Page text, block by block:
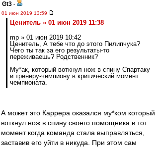
Gt3 -
01 июн 2019 13:59
Ценитель » 01 июн 2019 11:38
mp » 01 июн 2019 10:42
Ценитель, А тебе что до этого Пилипчука?
Чего ты так за его результаты-то
переживаешь? Родственник?
Му*ак, который воткнул нож в спину Спартаку
и тренеру-чемпиону в критический момент
чемпионата.
А может это Каррера оказался му*ком который
воткнул нож в спину своего помощника в тот
момент когда команда стала выправляться,
заставив его уйти в никуда. При этом сам